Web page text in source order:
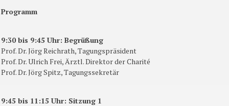
Programm
9:30 bis 9:45 Uhr: Begrüßung
Prof. Dr. Jörg Reichrath, Tagungspräsident
Prof. Dr. Ulrich Frei, Ärztl. Direktor der Charité
Prof. Dr. Jörg Spitz, Tagungssekretär
9:45 bis 11:15 Uhr: Sitzung 1